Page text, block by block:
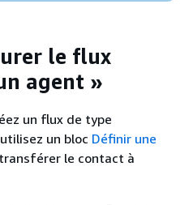
le flux
agent »
un flux de type
un bloc Définir une
le contact à